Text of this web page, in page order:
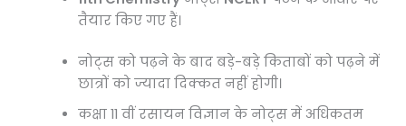
तैयार किए गए हैं।
नोट्स को पढ़ने के बाद बड़े-बड़े किताबों को पढ़ने में
छात्रों को ज्यादा दिक्कत नहीं होगी।
कक्षा 11 वीं रसायन विज्ञान के नोट्स में अधिकतम